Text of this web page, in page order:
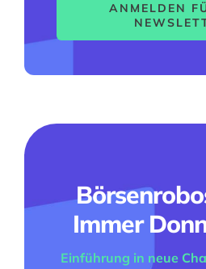
ANMELDEN
Immer
Einführung in neue